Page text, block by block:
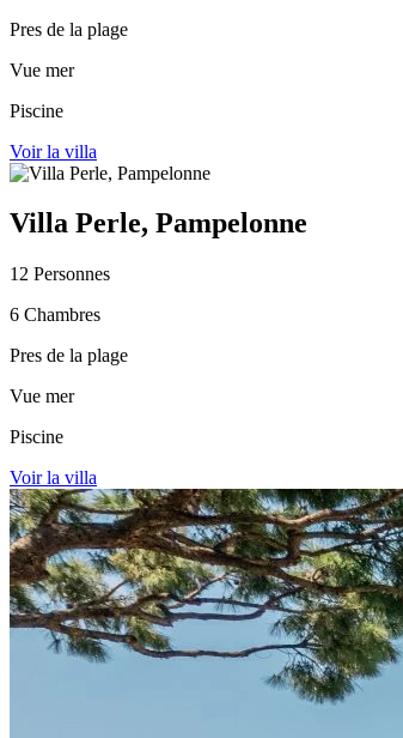
Pres de la plage
Vue mer
Piscine
Voir la villa
Villa Perle, Pampelonne
12 Personnes
6 Chambres
Pres de la plage
Vue mer
Piscine
Voir la villa